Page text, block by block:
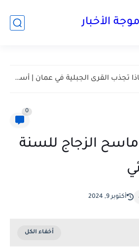
موجة الأخبار
مسقط واحدة من أكثر المدن هدوءا في الخليج | أعرف...
0
الزجاج للسنة
أكتوبر 9, 2024